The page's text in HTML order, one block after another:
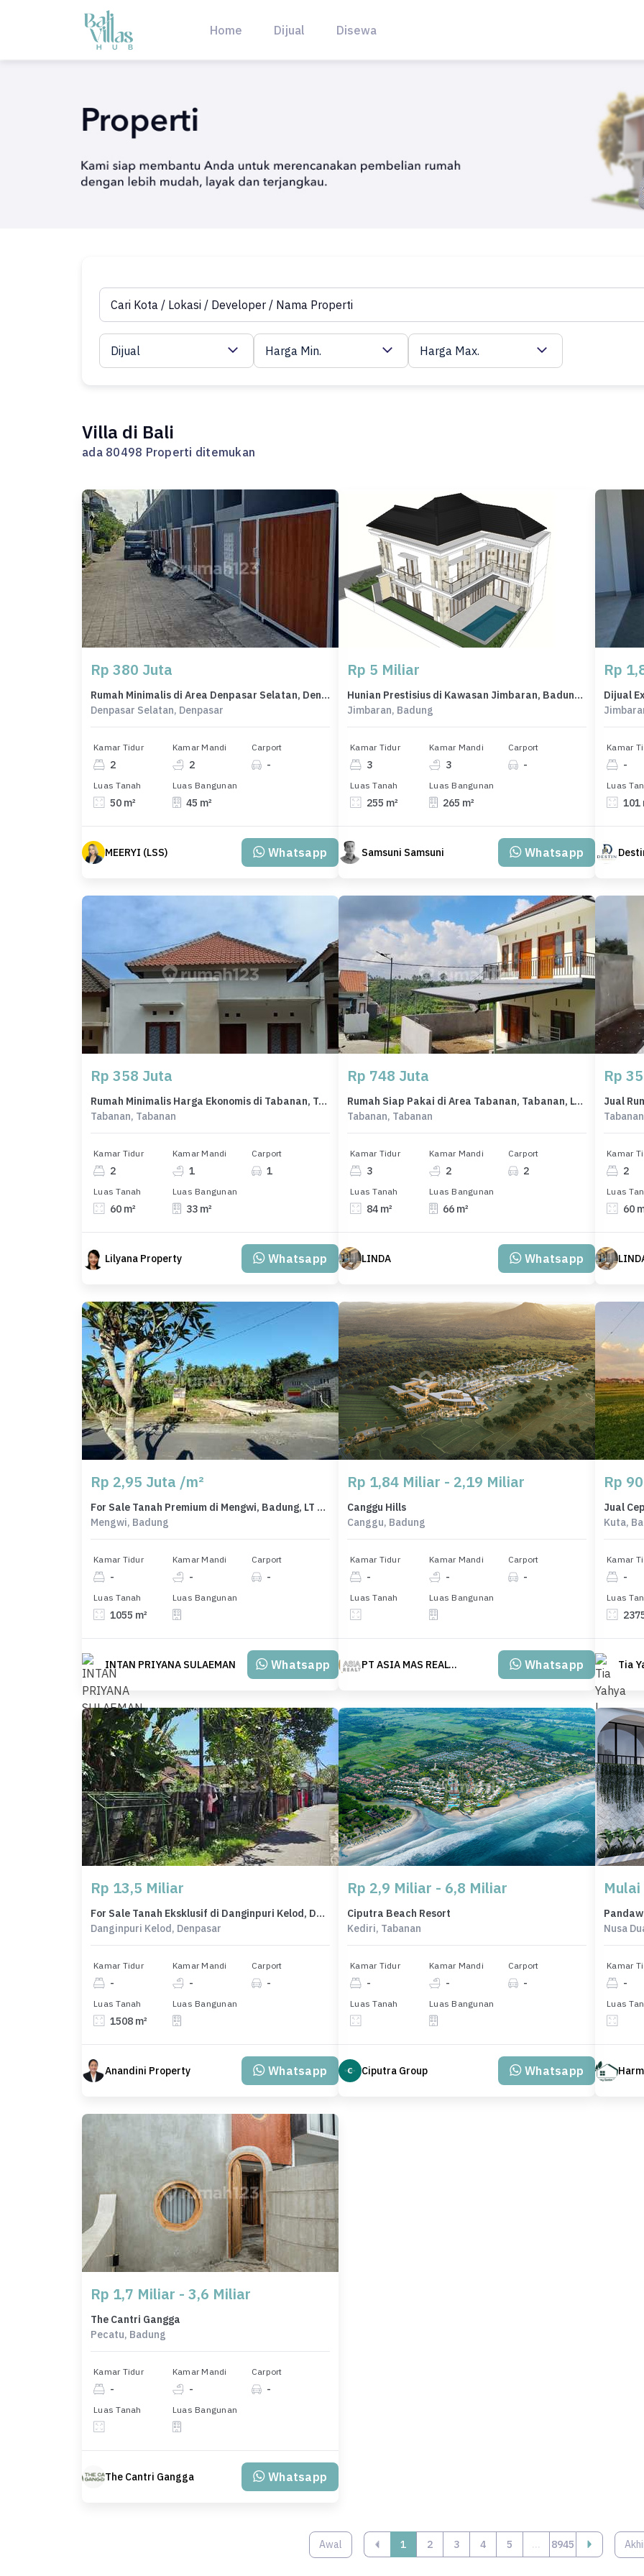
Home Dijual Disewa
Dijual Harga Min. Harga Max.
Villa di Bali
ada 80498 Properti ditemukan
Rp 380 Juta
Rumah Minimalis di Area Denpasar Selatan, Denpasar, LT 50m², Harga 380 Juta
Denpasar Selatan, Denpasar
Kamar Tidur
2
Kamar Mandi
2
Carport
-
Luas Tanah
50 m²
Luas Bangunan
45 m²
MEERYI (LSS) Whatsapp
Rp 5 Miliar
Hunian Prestisius di Kawasan Jimbaran, Badung, LB 265m², Harga 5 Miliar
Jimbaran, Badung
Kamar Tidur
3
Kamar Mandi
3
Carport
-
Luas Tanah
255 m²
Luas Bangunan
265 m²
Samsuni Samsuni Whatsapp
Rp
Kamar
-
Luas
101
Rp 358 Juta
Rumah Minimalis Harga Ekonomis di Tabanan, Tabanan, LB 33m²
Tabanan, Tabanan
Kamar Tidur
2
Kamar Mandi
1
Carport
1
Luas Tanah
60 m²
Luas Bangunan
33 m²
Lilyana Property Whatsapp
Rp 748 Juta
Rumah Siap Pakai di Area Tabanan, Tabanan, LT 84m²
Tabanan, Tabanan
Kamar Tidur
3
Kamar Mandi
2
Carport
2
Luas Tanah
84 m²
Luas Bangunan
66 m²
LINDA Whatsapp
Rp
Kamar
2
Luas
60
Rp 2,95 Juta /m²
For Sale Tanah Premium di Mengwi, Badung, LT 1055m²
Mengwi, Badung
Kamar Tidur
-
Kamar Mandi
-
Carport
-
Luas Tanah
1055 m²
Luas Bangunan
INTAN PRIYANA SULAEMAN Whatsapp
Rp 1,84 Miliar - 2,19 Miliar
Canggu Hills
Canggu, Badung
Kamar Tidur
-
Kamar Mandi
-
Carport
-
Luas Tanah Luas Bangunan
PT ASIA MAS REALTY Whatsapp
Rp
Kuta,
Kamar
-
Luas
Tia
Rp 13,5 Miliar
For Sale Tanah Eksklusif di Danginpuri Kelod, Denpasar, LT 1508m²
Danginpuri Kelod, Denpasar
Kamar Tidur
-
Kamar Mandi
-
Carport
-
Luas Tanah
1508 m²
Luas Bangunan
Anandini Property Whatsapp
Rp 2,9 Miliar - 6,8 Miliar
Ciputra Beach Resort
Kediri, Tabanan
Kamar Tidur
-
Kamar Mandi
-
Carport
-
Luas Tanah Luas Bangunan
Ciputra Group Whatsapp
Nusa
Kamar
-
Luas
Rp 1,7 Miliar - 3,6 Miliar
The Cantri Gangga
Pecatu, Badung
Kamar Tidur
-
Kamar Mandi
-
Carport
-
Luas Tanah Luas Bangunan
The Cantri Gangga Whatsapp
Awal ‹ 1 2 3 4 5 ... 8945